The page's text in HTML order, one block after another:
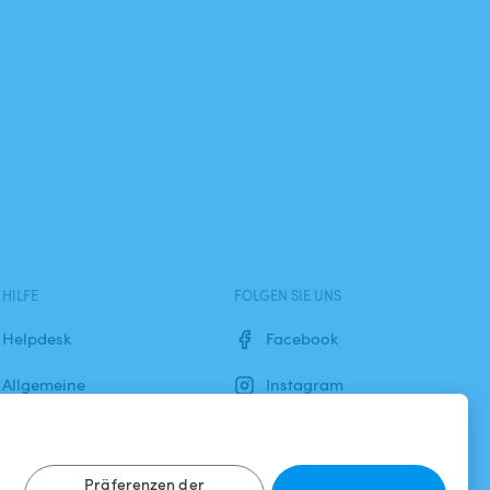
Präferenzen der
HILFE
Helpdesk
Allgemeine
FOLGEN SIE UNS
Facebook
Instagram